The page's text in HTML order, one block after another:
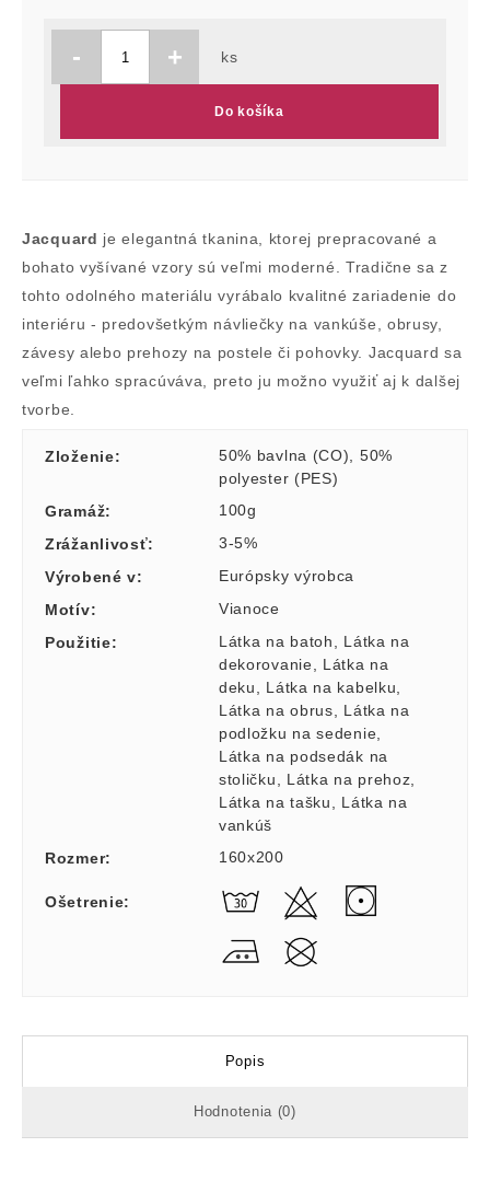
- + ks
Do košíka
Jacquard je elegantná tkanina, ktorej prepracované a
bohato vyšívané vzory sú veľmi moderné. Tradične sa z
tohto odolného materiálu vyrábalo kvalitné zariadenie do
interiéru - predovšetkým návliečky na vankúše, obrusy,
závesy alebo prehozy na postele či pohovky. Jacquard sa
veľmi ľahko spracúváva, preto ju možno využiť aj k dalšej
tvorbe.
Zloženie: 50% bavlna (CO)
50%
polyester (PES)
Gramáž:
100g
Zrážanlivosť:
3-5%
Výrobené v:
Európsky výrobca
Motív:
Vianoce
Použitie: Látka na batoh
Látka na
dekorovanie
Látka na
deku
Látka na kabelku
Látka na obrus
Látka na
podložku na sedenie
Látka na podsedák na
stoličku
Látka na prehoz
Látka na tašku
Látka na
vankúš
Rozmer: 160x200
Ošetrenie:
Popis
Hodnotenia (0)